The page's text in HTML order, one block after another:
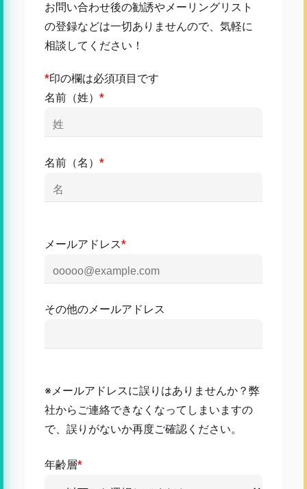
お問い合わせ後の勧誘やメーリングリスト
の登録などは一切ありませんので、気軽に
相談してください！
*印の欄は必須項目です
名前（姓） *
名前（名） *
メールアドレス*
その他のメールアドレス
※メールアドレスに誤りはありませんか？弊
社からご連絡できなくなってしまいますの
で、誤りがないか再度ご確認ください。
年齢層*